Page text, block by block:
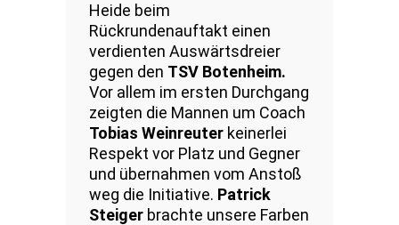
Heide beim
Rückrundenauftakt einen
verdienten Auswärtsdreier
gegen den TSV Botenheim.
Vor allem im ersten Durchgang
zeigten die Mannen um Coach
Tobias Weinreuter keinerlei
Respekt vor Platz und Gegner
und übernahmen vom Anstoß
weg die Initiative. Patrick
Steiger brachte unsere Farben